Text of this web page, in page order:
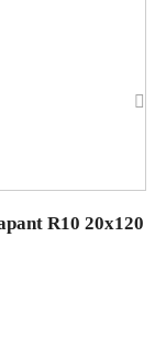
R10 20x120